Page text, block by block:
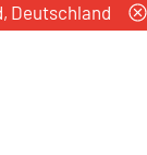
Deutschland